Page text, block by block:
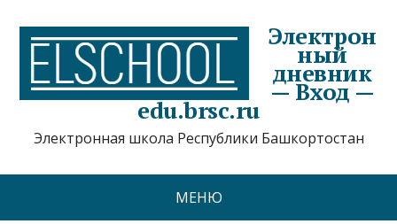
Электрон
ный
дневник
— Вход —
edu.brsc.ru
Электронная школа Республики Башкортостан
МЕНЮ